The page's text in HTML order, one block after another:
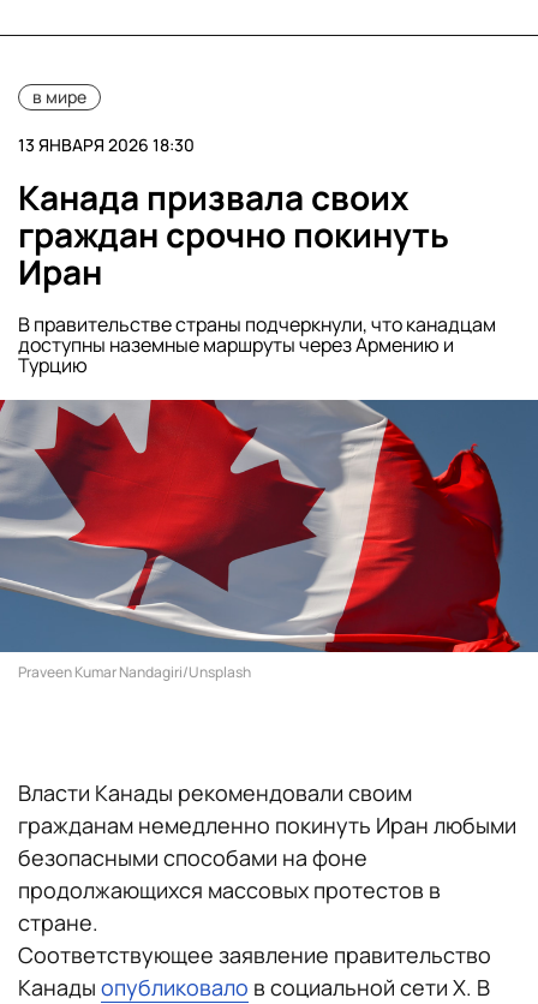
в мире
13 ЯНВАРЯ 2026 18:30
Канада призвала своих
граждан срочно покинуть
Иран
В правительстве страны подчеркнули, что канадцам
доступны наземные маршруты через Армению и
Турцию
Praveen Kumar Nandagiri/Unsplash
Власти Канады рекомендовали своим
гражданам немедленно покинуть Иран любыми
безопасными способами на фоне
продолжающихся массовых протестов в
стране.
Соответствующее заявление правительство
Канады опубликовало в социальной сети X. В